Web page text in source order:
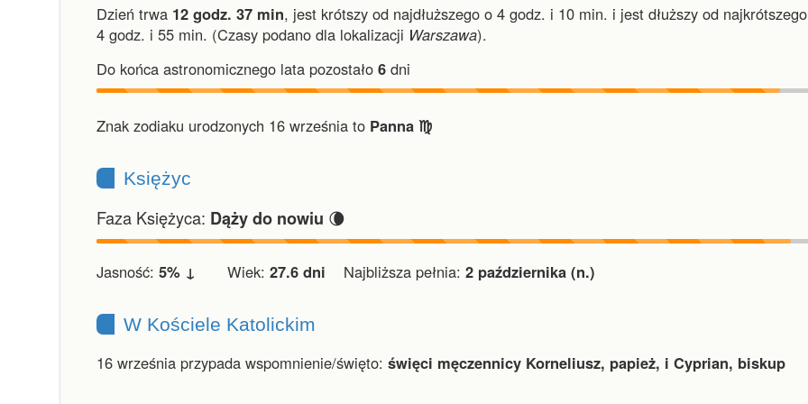
Dzień trwa 12 godz. 37 min, jest krótszy od najdłuższego o 4 godz. i 10 min. i jest dłuższy od
4 godz. i 55 min. (Czasy podano dla lokalizacji Warszawa).
Do końca astronomicznego lata pozostało 6 dni
Znak zodiaku urodzonych 16 września to Panna ♍︎
Księżyc
Faza Księżyca: Dąży do nowiu 🌘
Jasność: 5% ↓ Wiek: 27.6 dni Najbliższa pełnia: 2 października (n.)
W Kościele Katolickim
16 września przypada wspomnienie/święto: święci męczennicy Korneliusz, papież, i Cyprian, biskup